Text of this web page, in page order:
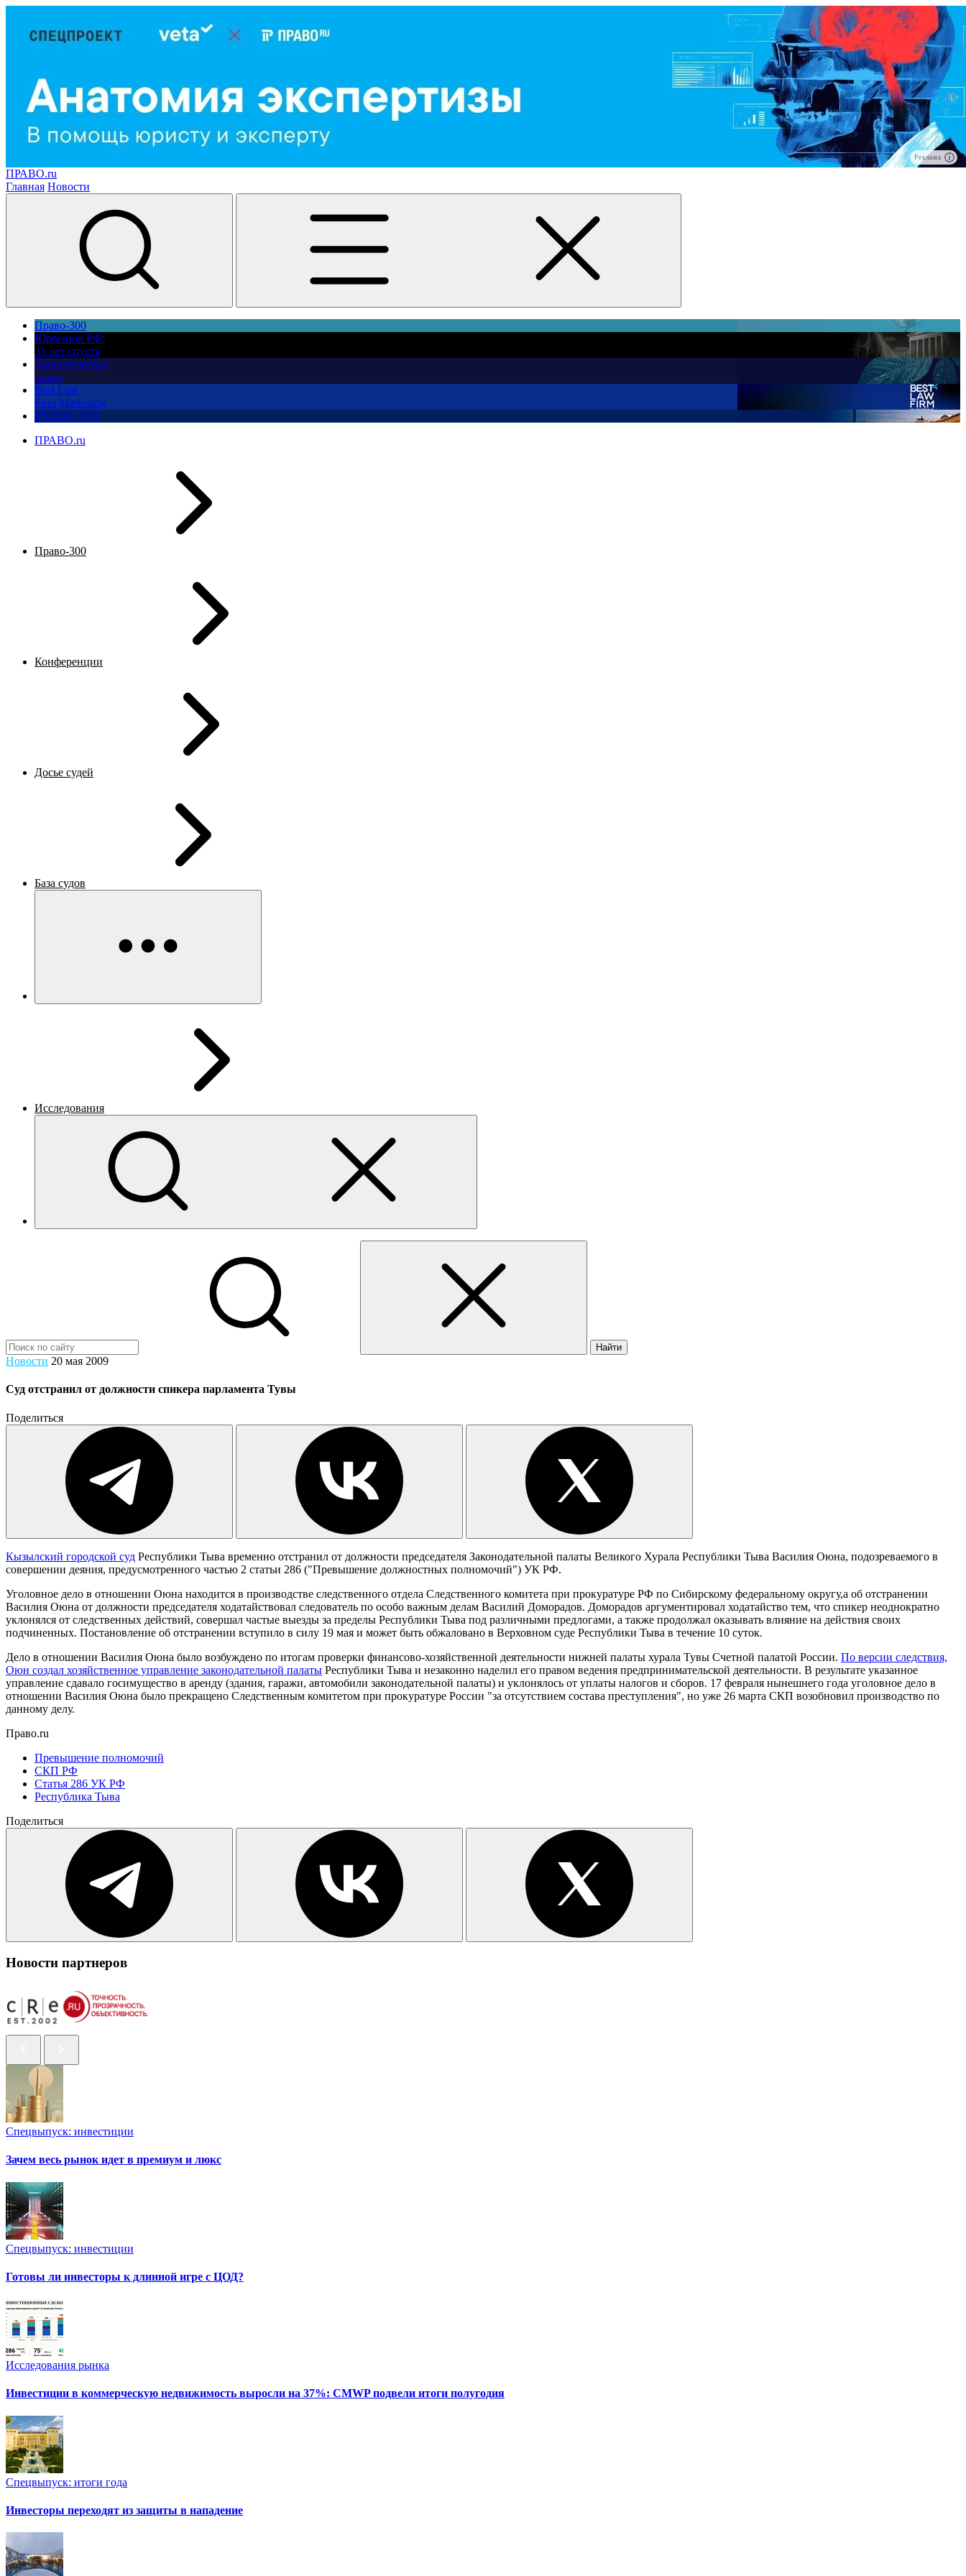
Реклама
ПРАВО.ru
Главная Новости
Право-300
Юррынок РФ:
35 лет спустя
Экологическое
право
Best Law
Firm Marketing
ПМЮФ 2026
ПРАВО.ru
Право-300
Конференции
Досье судей
База судов
Исследования
Найти
Новости 20 мая 2009
Суд отстранил от должности спикера парламента Тувы
Поделиться
Кызылский городской суд Республики Тыва временно отстранил от должности председателя Законодательной палаты Великого Хурала Республики Тыва Василия Оюна, подозреваемого в
совершении деяния, предусмотренного частью 2 статьи 286 ("Превышение должностных полномочий") УК РФ.
Уголовное дело в отношении Оюна находится в производстве следственного отдела Следственного комитета при прокуратуре РФ по Сибирскому федеральному округу,а об отстранении
Василия Оюна от должности председателя ходатайствовал следователь по особо важным делам Василий Доморадов. Доморадов аргументировал ходатайство тем, что спикер неоднократно
уклонялся от следственных действий, совершал частые выезды за пределы Республики Тыва под различными предлогами, а также продолжал оказывать влияние на действия своих
подчиненных. Постановление об отстранении вступило в силу 19 мая и может быть обжаловано в Верховном суде Республики Тыва в течение 10 суток.
Дело в отношении Василия Оюна было возбуждено по итогам проверки финансово-хозяйственной деятельности нижней палаты хурала Тувы Счетной палатой России. По версии следствия,
Оюн создал хозяйственное управление законодательной палаты Республики Тыва и незаконно наделил его правом ведения предпринимательской деятельности. В результате указанное
управление сдавало госимущество в аренду (здания, гаражи, автомобили законодательной палаты) и уклонялось от уплаты налогов и сборов. 17 февраля нынешнего года уголовное дело в
отношении Василия Оюна было прекращено Следственным комитетом при прокуратуре России "за отсутствием состава преступления", но уже 26 марта СКП возобновил производство по
данному делу.
Право.ru
Превышение полномочий
СКП РФ
Статья 286 УК РФ
Республика Тыва
Поделиться
Новости партнеров
Спецвыпуск: инвестиции
Зачем весь рынок идет в премиум и люкс
Спецвыпуск: инвестиции
Готовы ли инвесторы к длинной игре с ЦОД?
Исследования рынка
Инвестиции в коммерческую недвижимость выросли на 37%: CMWP подвели итоги полугодия
Спецвыпуск: итоги года
Инвесторы переходят из защиты в нападение